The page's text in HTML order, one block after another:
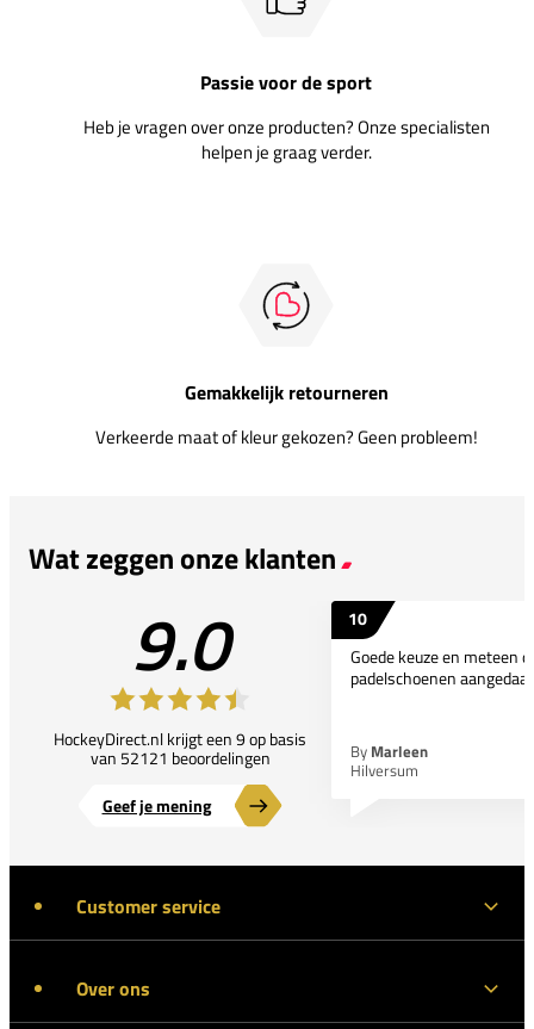
Passie voor de sport
Heb je vragen over onze producten? Onze specialisten
helpen je graag verder.
Gemakkelijk retourneren
Verkeerde maat of kleur gekozen? Geen probleem!
Wat zeggen onze klanten
9.0
HockeyDirect.nl krijgt een 9 op basis
van 52121 beoordelingen
Geef je mening
10
Goede keuze en meteen
padelschoenen
By Marleen
Hilversum
Customer service
Over ons